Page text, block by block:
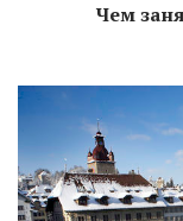
Чем